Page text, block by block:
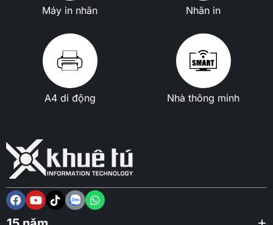
Máy in nhãn Nhãn in
A4 di động Nhà thông minh